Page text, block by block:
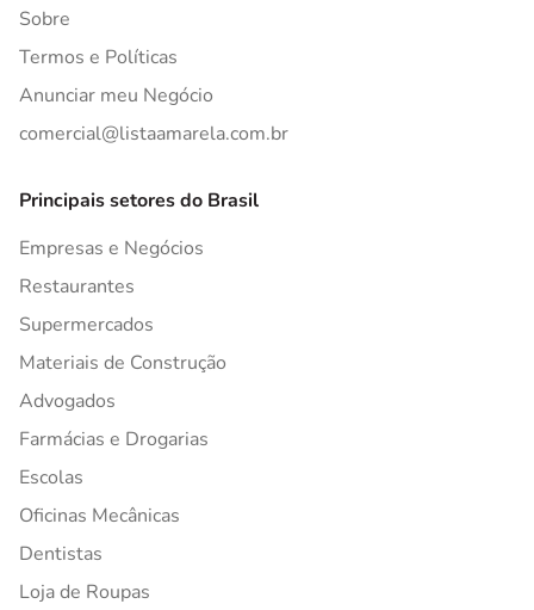
Sobre
Termos e Políticas
Anunciar meu Negócio
comercial@listaamarela.com.br
Principais setores do Brasil
Empresas e Negócios
Restaurantes
Supermercados
Materiais de Construção
Advogados
Farmácias e Drogarias
Escolas
Oficinas Mecânicas
Dentistas
Loja de Roupas